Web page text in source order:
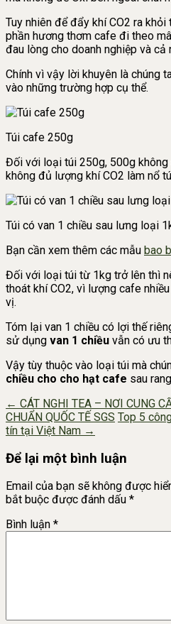
Tuy nhiên để đẩy khí CO2 ra
phần hương thơm cafe đi theo
đau lòng cho doanh nghiệp và
Chính vì vậy lời khuyên là chúng
vào những trường hợp cụ thể.
Túi cafe 250g
Đối với loại túi 250g, 500g không
không đủ lượng khí CO2 làm nổ
Túi có van 1 chiều sau lưng loại
Bạn cần xem thêm các mẫu bao
Đối với loại túi từ 1kg trở lên thì
thoát khí CO2, vì lượng cafe
vị.
Tóm lại van 1 chiều có lợi thế
sử dụng van 1 chiều vẫn có ưu
Vậy tùy thuộc vào loại túi mà
chiều cho cho hạt cafe sau
Post
navigation
← CÁT NGHI TEA – NƠI CUNG
CHUẨN QUỐC TẾ SGS Top 5
tín tại Việt Nam →
Để lại một bình luận
Email của bạn sẽ không được
bắt buộc được đánh dấu *
Bình luận *